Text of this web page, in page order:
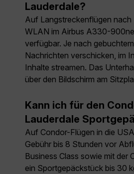
Lauderdale?
Auf Langstreckenflügen nach
WLAN im Airbus A330-
verfügbar. Je nach
Nachrichten verschicken, im
Inhalte streamen. Das
über den Bildschirm am
Kann ich für den
Lauderdale
Auf Condor-Flügen in die
Gebühr bis 8 Stunden vor
Business Class sowie mit der
ein Sportgepäckstück bis 30